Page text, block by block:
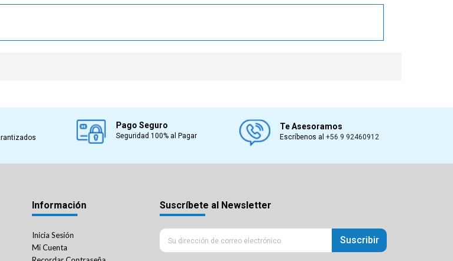
Pago Seguro
Seguridad 100% al Pagar
Te Asesoramos
Escríbenos al+56 9 92460912
Información
Inicia Sesión
Mi Cuenta
Suscríbete al Newsletter
Suscribir